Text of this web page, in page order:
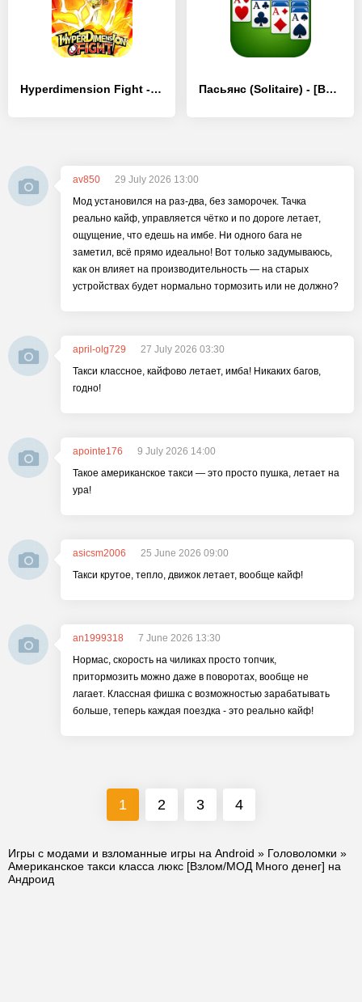
Hyperdimension Fight - [Взлом/МОД Бесконечные деньги] Пасьянс (Solitaire) - [Взлом/МОД Много денег]
av850
29 July 2026 13:00
Мод установился на раз-два, без заморочек. Тачка
реально кайф, управляется чётко и по дороге летает,
ощущение, что едешь на имбе. Ни одного бага не
заметил, всё прямо идеально! Вот только задумываюсь,
как он влияет на производительность — на старых
устройствах будет нормально тормозить или не должно?
april-olg729
27 July 2026 03:30
Такси классное, кайфово летает, имба! Никаких багов,
годно!
apointe176
9 July 2026 14:00
Такое американское такси — это просто пушка, летает на
ура!
asicsm2006
25 June 2026 09:00
Такси крутое, тепло, движок летает, вообще кайф!
an1999318
7 June 2026 13:30
Нормас, скорость на чиликах просто топчик,
притормозить можно даже в поворотах, вообще не
лагает. Классная фишка с возможностью зарабатывать
больше, теперь каждая поездка - это реально кайф!
1 2 3 4
Игры с модами и взломанные игры на Android » Головоломки »
Американское такси класса люкс [Взлом/МОД Много денег] на
Андроид